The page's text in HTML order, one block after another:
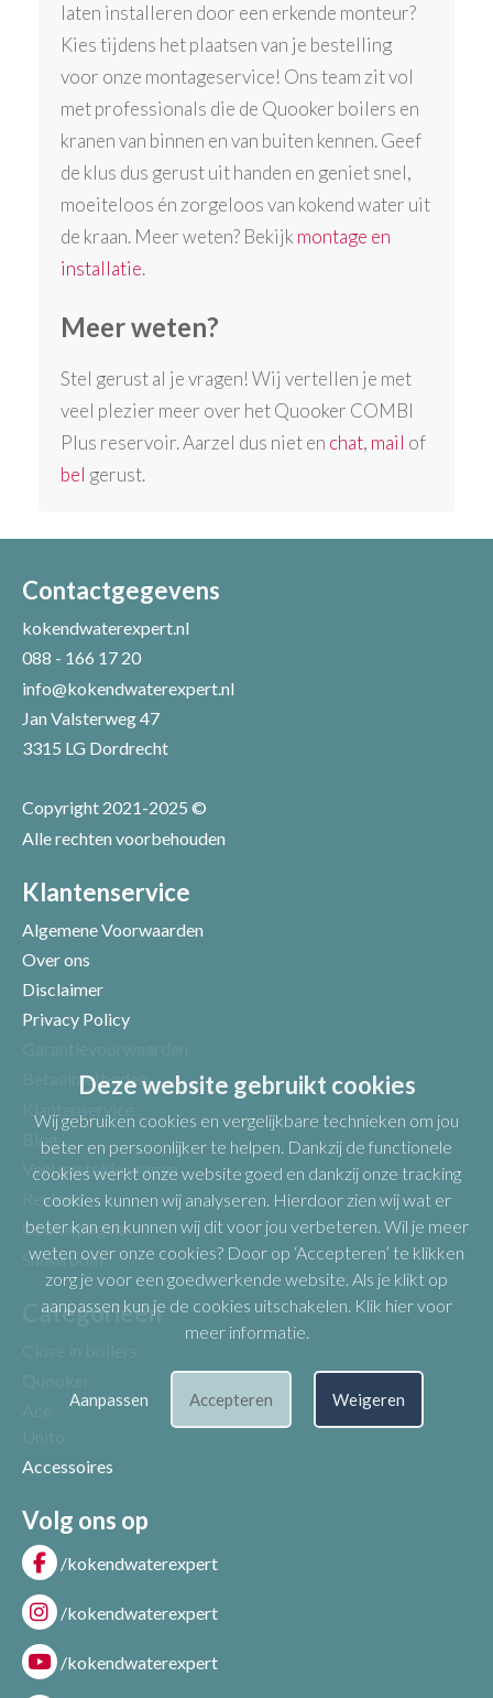
laten installeren door een erkende monteur?
Kies tijdens het plaatsen van je bestelling
voor onze montageservice! Ons team zit vol
met professionals die de Quooker boilers en
kranen van binnen en van buiten kennen. Geef
de klus dus gerust uit handen en geniet snel,
moeiteloos én zorgeloos van kokend water uit
de kraan. Meer weten? Bekijkmontage en
installatie.
Meer weten?
Stel gerust al je vragen! Wij vertellen je met
veel plezier meer over het Quooker COMBI
Plus reservoir. Aarzel dus niet en chat, mail of
bel gerust.
Contactgegevens
kokendwaterexpert.nl
088 - 166 17 20
info@kokendwaterexpert.nl
Jan Valsterweg 47
3315 LG Dordrecht
Copyright 2021-2025 ©
Alle rechten voorbehouden
Klantenservice
Algemene Voorwaarden
Over ons
Disclaimer
Privacy Policy
Betaalmethoden
Blog
Veel gestelde vragen
Reviews
Cookiepagina
Showroom
Categorieën
Accessoires
Volg ons op
/kokendwaterexpert
/kokendwaterexpert
/kokendwaterexpert
Deze website gebruikt cookies
Wij gebruiken cookies en vergelijkbare technieken om jou
beter en persoonlijker te helpen. Dankzij de functionele
cookies werkt onze website goed en dankzij onze tracking
cookies kunnen wij analyseren. Hierdoor zien wij wat er
beter kan en kunnen wij dit voor jou verbeteren. Wil je meer
weten over onze cookies? Door op ‘Accepteren’ te klikken
zorg je voor een goedwerkende website. Als je klikt op
aanpassen kun je de cookies uitschakelen. Klik hier voor
meer informatie.
Aanpassen Accepteren Weigeren